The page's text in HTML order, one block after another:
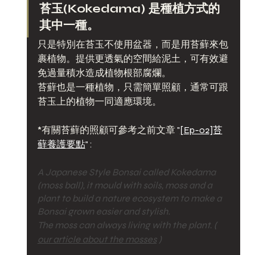
苔玉(Kokedama) 是種植方式的
其中一種。
只是特別在苔玉不使用盆器，而是用苔蘚來包
裹植物。提供更透氣的空間給泥土，可有效避
免過量積水造成植物根部腐爛。
苔蘚也是一種植物，只需簡單照顧，通常可跟
苔玉上的植物一同適應環境。
*有關苔蘚的照顧可參考之前文章 "[Ep-02]苔
蘚養護要點" :
A Japanese Style Bonsai called Kokedama
(moss ball), it mould with soils, moss and a
plant to build a nature ecosystem to make a
Bonsai grown easier and stylish.
The moss can always living with the plant. (
our article about the mosses )